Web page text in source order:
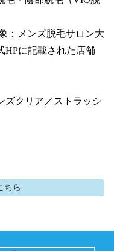
：メンズ脱毛サロン大
HPに記載された店舗
ズクリア／ストラッシ
ちら